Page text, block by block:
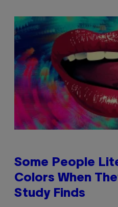
Some People
Colors When
Study Finds